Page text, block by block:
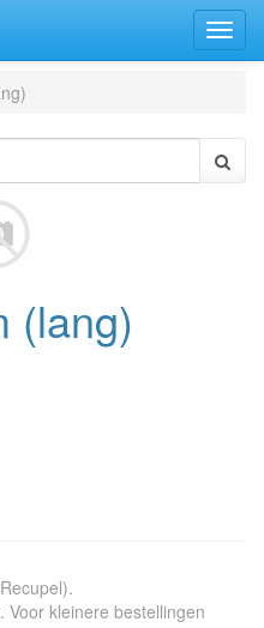
(lang)
. Voor kleinere bestellingen